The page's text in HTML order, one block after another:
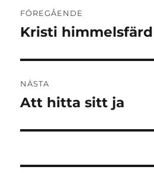
FÖREGÅENDE
Föregående
Kristi himmelsfärd
NÄSTA
Nästa
Att hitta sitt ja